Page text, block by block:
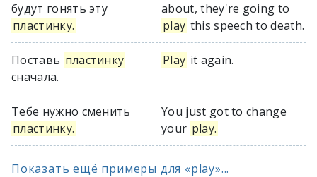
будут гонять эту
пластинку.
about, they're going to
play this speech to death.
Поставь пластинку
сначала.
Play it again.
Тебе нужно сменить
пластинку.
You just got to change
your play.
Показать ещё примеры для «play»...